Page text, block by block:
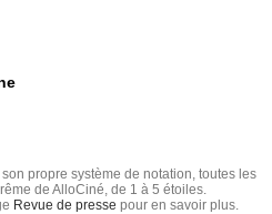
propre système de notation, toutes les
de AlloCiné, de 1 à 5 étoiles.
Revue de presse pour en savoir plus.